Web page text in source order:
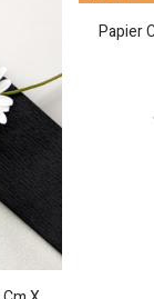
Papier